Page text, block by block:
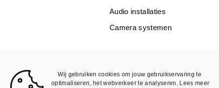
Wij gebruiken cookies om jouw gebruikservaring te
optimaliseren, het webverkeer te analyseren. Lees meer
Audio installaties
Camera systemen
Void
Algemene Voorwaarden